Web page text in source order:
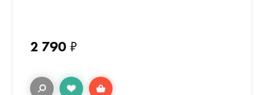
2 790 ₽